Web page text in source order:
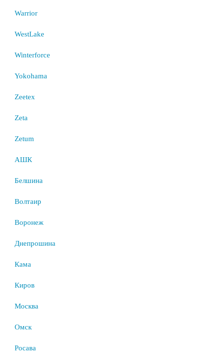
Warrior
WestLake
Winterforce
Yokohama
Zeetex
Zeta
Zetum
АШК
Белшина
Волтаир
Воронеж
Днепрошина
Кама
Киров
Москва
Омск
Росава